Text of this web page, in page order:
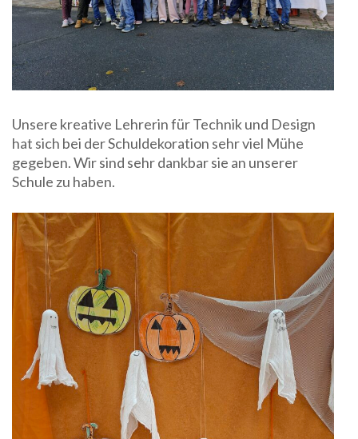
Unsere kreative Lehrerin für Technik und Design
hat sich bei der Schuldekoration sehr viel Mühe
gegeben. Wir sind sehr dankbar sie an unserer
Schule zu haben.